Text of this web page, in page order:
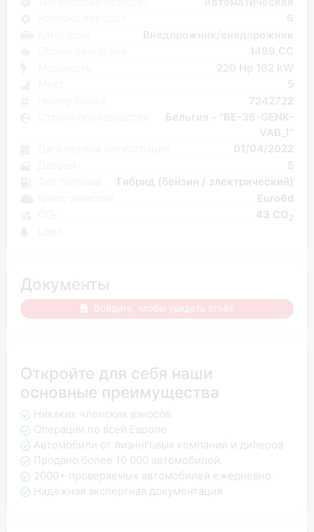
1499 CC
220 Hp 162 kW
5
7242722
Бельгия - "BE-36-GENK-
VAB_1"
01/04/2022
5
Гибрид (бензин / электрический)
Euro6d
43 CO 2
Документы
Войдите, чтобы увидеть отчёт
Откройте для себя наши
основные преимущества
Никаких членских взносов
Операции по всей Европе
Автомобили от лизинговых компаний и дилеров
Продано более 10 000 автомобилей.
2000+ проверяемых автомобилей ежедневно
Надежная экспертная документация